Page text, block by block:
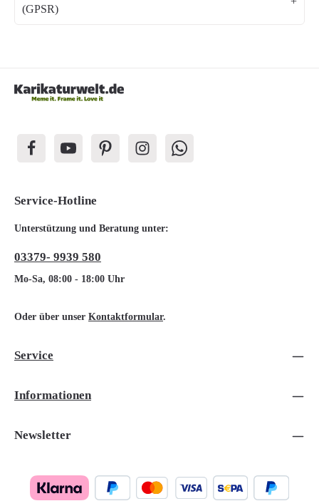
(GPSR)
Service-Hotline
Unterstützung und Beratung unter:
03379- 9939 580
Mo-Sa, 08:00 - 18:00 Uhr
Oder über unser Kontaktformular.
Service
Informationen
Newsletter